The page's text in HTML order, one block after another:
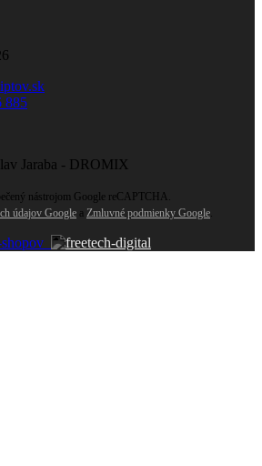
885
Jaraba - DROMIX
nástrojom Google reCAPTCHA.
údajov Google a Zmluvné podmienky Google